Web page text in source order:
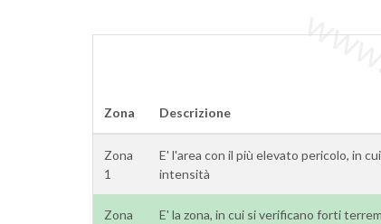
Zona Descrizione
Zona
1
E' l'area con il più elevato pericolo, in
intensità
Zona
E' la zona, in cui si verificano forti